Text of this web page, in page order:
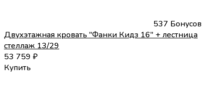
537 Бонусов
Двухэтажная кровать "Фанки Кидз 16" + лестница
стеллаж 13/29
53 759 ₽
Купить